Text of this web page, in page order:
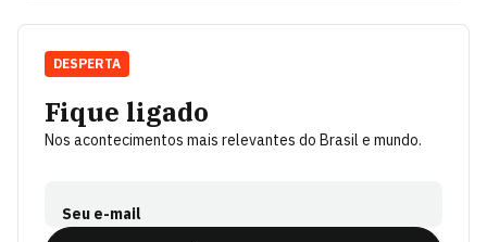
Fique ligado
Nos acontecimentos mais relevantes do Brasil e mundo.
Seu e-mail
DESPERTA